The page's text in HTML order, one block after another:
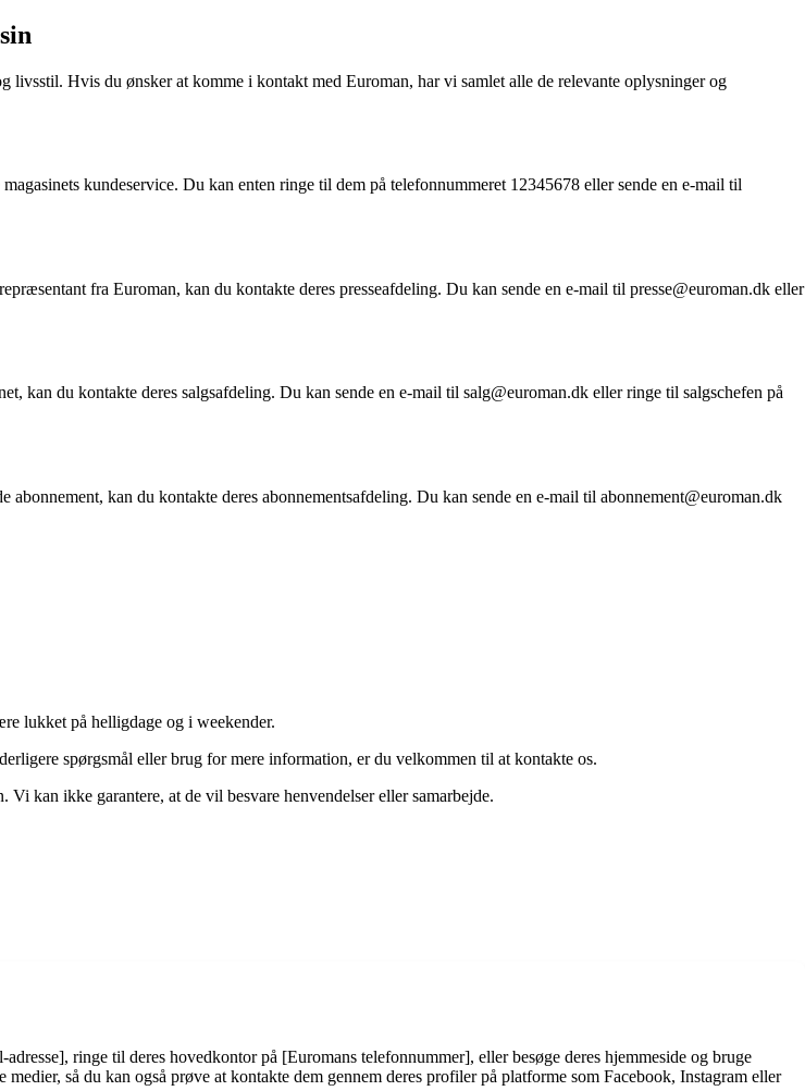
Hvis du ønsker at komme i kontakt med Euroman, har vi samlet alle de relevante oplysninger og
kundeservice. Du kan enten ringe til dem på telefonnummeret 12345678 eller sende en e-mail til
fra Euroman, kan du kontakte deres presseafdeling. Du kan sende en e-mail til presse@euroman.dk eller
kan du kontakte deres salgsafdeling. Du kan sende en e-mail til salg@euroman.dk eller ringe til salgschefen på
kan du kontakte deres abonnementsafdeling. Du kan sende en e-mail til abonnement@euroman.dk
lukket på helligdage og i weekender.
spørgsmål eller brug for mere information, er du velkommen til at kontakte os.
kan ikke garantere, at de vil besvare henvendelser eller samarbejde.
ringe til deres hovedkontor på [Euromans telefonnummer], eller besøge deres hjemmeside og bruge
så du kan også prøve at kontakte dem gennem deres profiler på platforme som Facebook, Instagram eller